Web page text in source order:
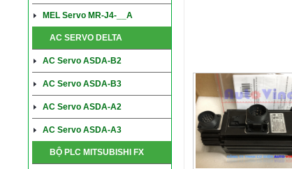
MEL Servo MR-J4-__A
AC SERVO DELTA
AC Servo ASDA-B2
AC Servo ASDA-B3
AC Servo ASDA-A2
AC Servo ASDA-A3
BỘ PLC MITSUBISHI FX